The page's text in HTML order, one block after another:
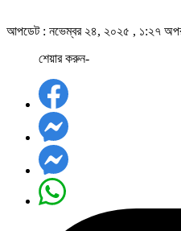
আপডেট : নভেম্বর ২৪, ২০২৫ , ১:২৭
শেয়ার করুন-